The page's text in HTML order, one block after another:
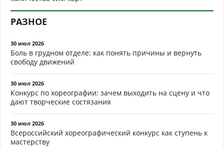
РАЗНОЕ
30 июл 2026
Боль в грудном отделе: как понять причины и вернуть
свободу движений
30 июл 2026
Конкурс по хореографии: зачем выходить на сцену и что
дают творческие состязания
30 июл 2026
Всероссийский хореографический конкурс как ступень к
мастерству